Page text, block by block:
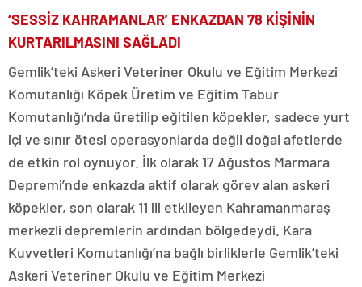
‘SESSİZ KAHRAMANLAR’ ENKAZDAN 78 KİŞİNİN
KURTARILMASINI SAĞLADI
Gemlik’teki Askeri Veteriner Okulu ve Eğitim Merkezi
Komutanlığı Köpek Üretim ve Eğitim Tabur
Komutanlığı’nda üretilip eğitilen köpekler, sadece yurt
içi ve sınır ötesi operasyonlarda değil doğal afetlerde
de etkin rol oynuyor. İlk olarak 17 Ağustos Marmara
Depremi’nde enkazda aktif olarak görev alan askeri
köpekler, son olarak 11 ili etkileyen Kahramanmaraş
merkezli depremlerin ardından bölgedeydi. Kara
Kuvvetleri Komutanlığı’na bağlı birliklerle Gemlik’teki
Askeri Veteriner Okulu ve Eğitim Merkezi